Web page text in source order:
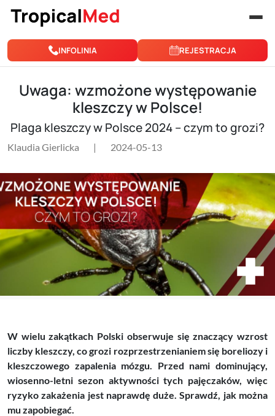
Przejdź do treści
INFOLINIA REJESTRACJA
Uwaga: wzmożone występowanie
kleszczy w Polsce!
Plaga kleszczy w Polsce 2024 – czym to grozi?
Klaudia Gierlicka | 2024-05-13
W wielu zakątkach Polski obserwuje się znaczący wzrost
liczby kleszczy, co grozi rozprzestrzenianiem się boreliozy i
kleszczowego zapalenia mózgu. Przed nami dominujący,
wiosenno-letni sezon aktywności tych pajęczaków, więc
ryzyko zakażenia jest naprawdę duże. Sprawdź, jak można
mu zapobiegać.